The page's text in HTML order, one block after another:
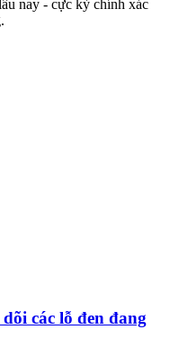
nay - cực kỳ chính xác
các lỗ đen đang